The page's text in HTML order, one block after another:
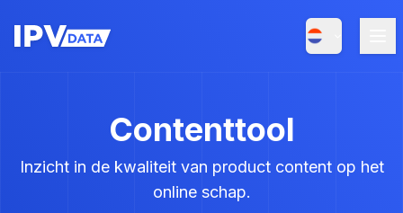
Contenttool
Inzicht in de kwaliteit van product content op het
online schap.